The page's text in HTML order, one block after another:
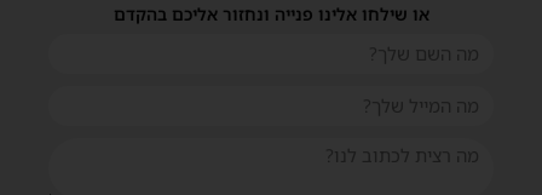
או שילחו אלינו פנייה ונחזור אליכם בהקדם